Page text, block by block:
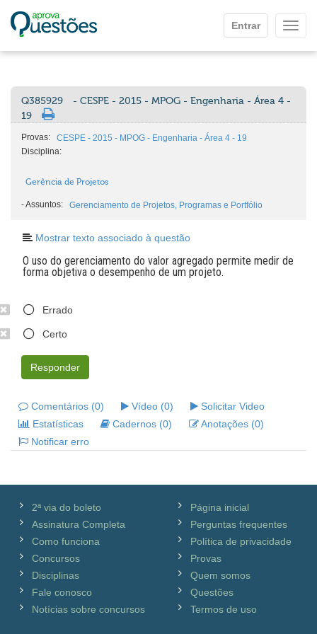
Entrar
Q385929
- CESPE - 2015 - MPOG - Engenharia - Área 4 -
19
Provas:
CESPE - 2015 - MPOG - Engenharia - Área 4 - 19
Disciplina:
Gerência de Projetos
-Assuntos: Gerenciamento de Projetos, Programas e Portfólio
Mostrar texto associado à questão
O uso do gerenciamento do valor agregado permite medir de
forma objetiva o desempenho de um projeto.
Errado
Certo
Responder
Comentários (0) Vídeo (0)
Solicitar Video
Estatísticas
Cadernos (0)
Anotações (0)
Notificar erro
2ª via do boleto
Assinatura Completa
Como funciona
Concursos
Disciplinas
Fale conosco
Notícias sobre concursos
Página inicial
Perguntas frequentes
Política de privacidade
Provas
Quem somos
Questões
Termos de uso